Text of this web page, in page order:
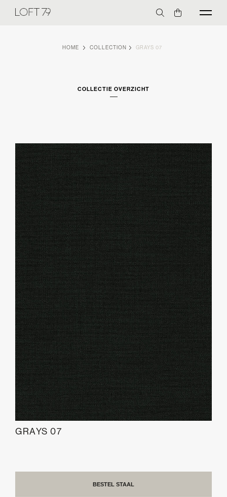
HOME COLLECTION GRAYS 07
COLLECTIE OVERZICHT
GRAYS 07
BESTEL STAAL